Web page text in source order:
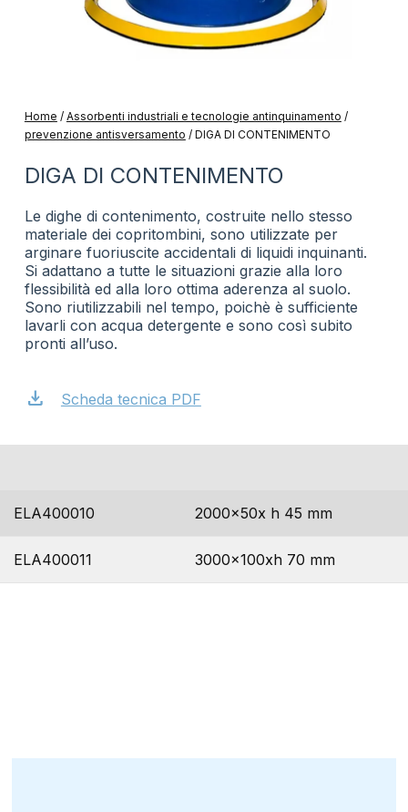
Home / Assorbenti industriali e tecnologie antinquinamento /
prevenzione antisversamento / DIGA DI CONTENIMENTO
DIGA DI CONTENIMENTO
Le dighe di contenimento, costruite nello stesso
materiale dei copritombini, sono utilizzate per
arginare fuoriuscite accidentali di liquidi inquinanti.
Si adattano a tutte le situazioni grazie alla loro
flessibilità ed alla loro ottima aderenza al suolo.
Sono riutilizzabili nel tempo, poichè è sufficiente
lavarli con acqua detergente e sono così subito
pronti all’uso.
download Scheda tecnica PDF
ELA400010 2000x50x h 45 mm
ELA400011 3000x100xh 70 mm